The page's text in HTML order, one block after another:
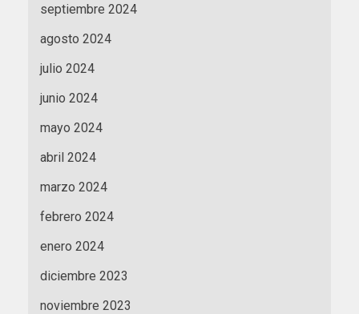
septiembre 2024
agosto 2024
julio 2024
junio 2024
mayo 2024
abril 2024
marzo 2024
febrero 2024
enero 2024
diciembre 2023
noviembre 2023